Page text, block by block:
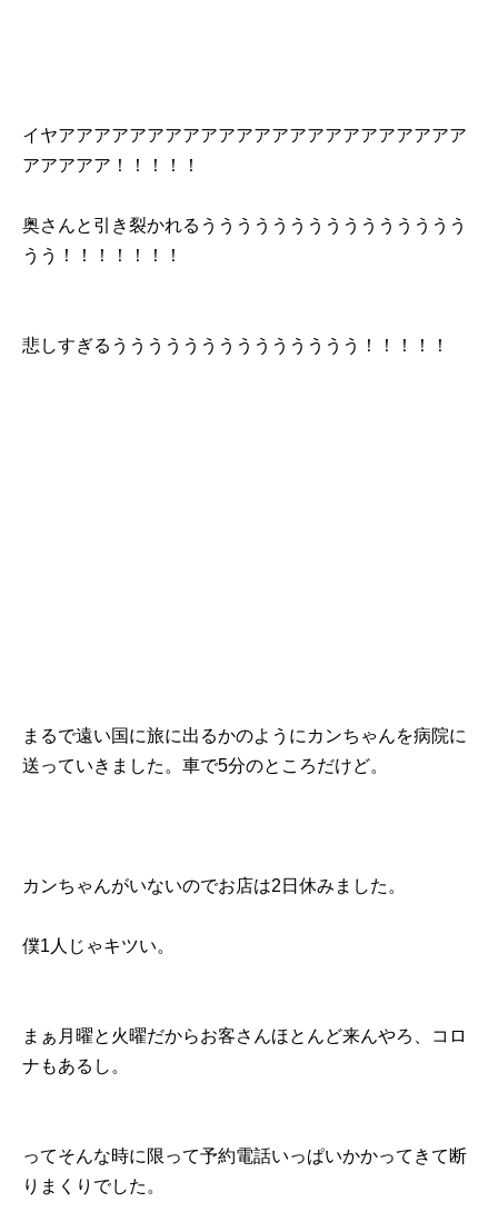
イヤアアアアアアアアアアアアアアアアアアアアアアア
アアアアア！！！！！
奥さんと引き裂かれるううううううううううううううう
うう！！！！！！！
悲しすぎるうううううううううううううう！！！！！
まるで遠い国に旅に出るかのようにカンちゃんを病院に
送っていきました。車で5分のところだけど。
カンちゃんがいないのでお店は2日休みました。
僕1人じゃキツい。
まぁ月曜と火曜だからお客さんほとんど来んやろ、コロ
ナもあるし。
ってそんな時に限って予約電話いっぱいかかってきて断
りまくりでした。